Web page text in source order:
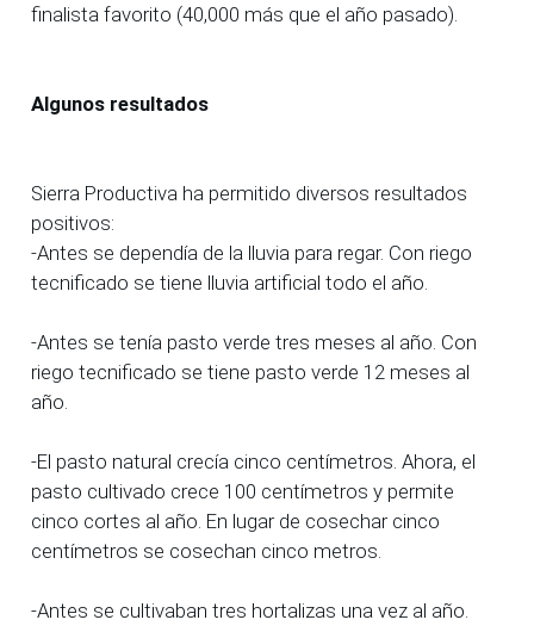
finalista favorito (40,000 más que el año pasado).
Algunos resultados
Sierra Productiva ha permitido diversos resultados
positivos:
-Antes se dependía de la lluvia para regar. Con riego
tecnificado se tiene lluvia artificial todo el año.
-Antes se tenía pasto verde tres meses al año. Con
riego tecnificado se tiene pasto verde 12 meses al
año.
-El pasto natural crecía cinco centímetros. Ahora, el
pasto cultivado crece 100 centímetros y permite
cinco cortes al año. En lugar de cosechar cinco
centímetros se cosechan cinco metros.
-Antes se cultivaban tres hortalizas una vez al año.